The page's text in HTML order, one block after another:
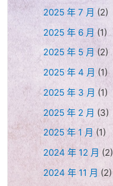
2025 年 7 月 (2)
2025 年 6 月 (1)
2025 年 5 月 (2)
2025 年 4 月 (1)
2025 年 3 月 (1)
2025 年 2 月 (3)
2025 年 1 月(1)
2024 年 12 月 (2)
2024 年 11 月 (2)